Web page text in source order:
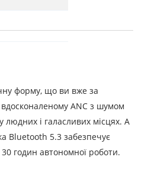
форму, що ви вже за
ANC з шумом
і галасливих місцях. А
Bluetooth 5.3 забезпечує
годин автономної роботи.